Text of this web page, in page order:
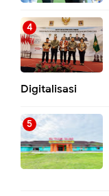
Digitalisasi